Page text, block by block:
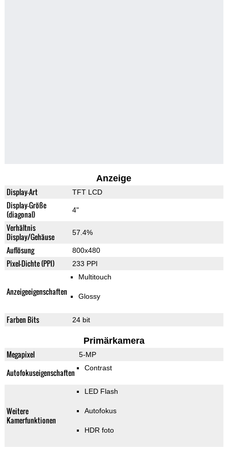
Anzeige
Display-Art TFT LCD
Display-Größe
(diagonal)
4"
Verhältnis
Display/Gehäuse
57.4%
Auflösung 800x480
Pixel-Dichte (PPI) 233 PPI
Anzeigeeigenschaften
Multitouch
Glossy
Farben Bits 24 bit
Primärkamera
Megapixel 5-MP
Autofokuseigenschaften Contrast
Weitere
Kamerfunktionen
LED Flash
Autofokus
HDR foto